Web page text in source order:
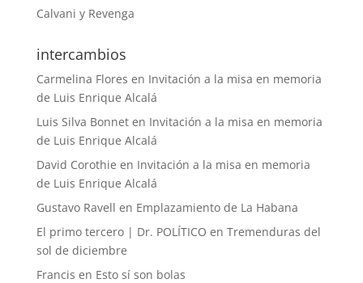
Calvani y Revenga
intercambios
Carmelina Flores en Invitación a la misa en memoria
de Luis Enrique Alcalá
Luis Silva Bonneten Invitación a la misa en memoria
de Luis Enrique Alcalá
David Corothie en Invitación a la misa en memoria
de Luis Enrique Alcalá
Gustavo Ravell en Emplazamiento de La Habana
El primo tercero | Dr. POLÍTICO en Tremenduras del
sol de diciembre
Francis en Esto sí son bolas